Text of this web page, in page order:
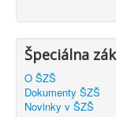
Špeciálna
O ŠZŠ
Dokumenty ŠZŠ
Novinky v ŠZŠ